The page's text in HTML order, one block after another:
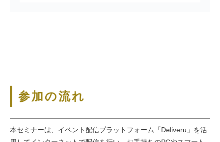
参加の流れ
本セミナーは、イベント配信プラットフォーム「Deliveru」を活